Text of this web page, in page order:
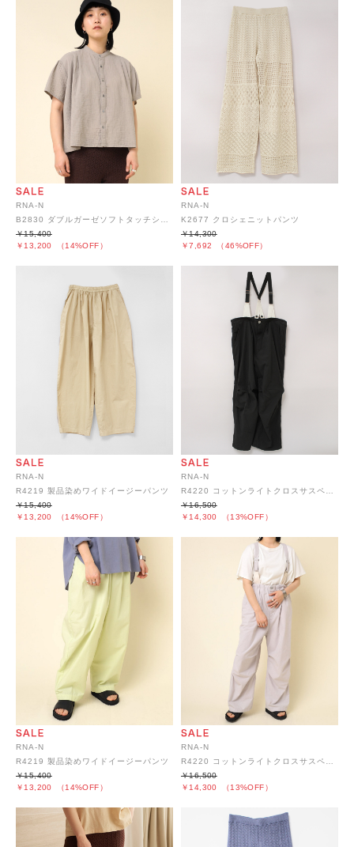
RNA-N
￥13,200 （14%OFF）
￥15,400
RNA-N
K2677 クロシェニットパンツ
￥7,692 （46%OFF）
￥14,300
RNA-N
R4219 製品染めワイドイージーパンツ
￥13,200 （14%OFF）
￥15,400
RNA-N
￥14,300 （13%OFF）
￥16,500
RNA-N
R4219 製品染めワイドイージーパンツ
￥13,200 （14%OFF）
￥15,400
RNA-N
R4220 コットンライトクロスサスペンダーパンツ
￥14,300 （13%OFF）
￥16,500